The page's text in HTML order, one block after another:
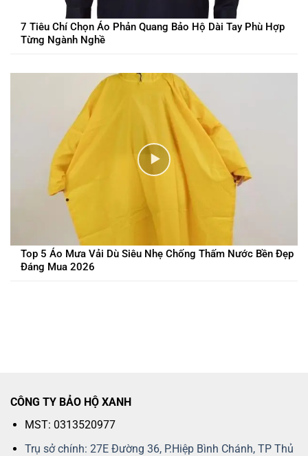
7 Tiêu Chí Chọn Áo Phản Quang Bảo Hộ Dài Tay Phù Hợp
Từng Ngành Nghề
Top 5 Áo Mưa Vải Dù Siêu Nhẹ Chống Thấm Nước Bền Đẹp
Đáng Mua 2026
CÔNG TY BẢO HỘ XANH
MST: 0313520977
Trụ sở chính: 27E Đường 36, P.Hiệp Bình Chánh, TP Thủ